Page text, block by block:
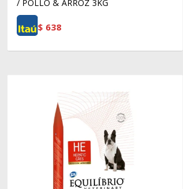
/ POLLO & ARROZ 3KG
$ 638